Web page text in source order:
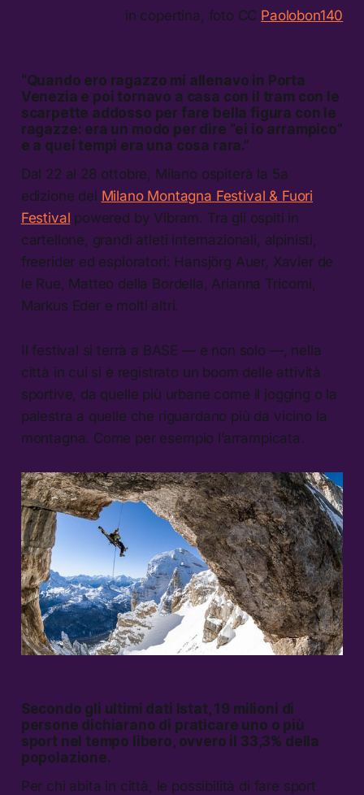
in copertina, foto CC Paolobon140
“Quando ero ragazzo mi allenavo in Porta
Venezia e poi tornavo a casa con il tram con le
scarpette addosso per fare bella figura con le
ragazze: era un modo per dire “ei io arrampico”
e a quei tempi era una cosa rara.”
Dal 22 al 28 ottobre, Milano ospiterà la 5a
edizione del Milano Montagna Festival & Fuori
Festival powered by Vibram. Tra gli ospiti in
cartellone, grandi atleti internazionali, alpinisti,
freerider ed esploratori: Hansjörg Auer, Xavier de
le Rue, Matteo della Bordella, Arianna Tricomi,
Markus Eder e molti altri.
Il festival si terrà a BASE — e non solo —, nella
città in cui si è registrato un boom delle attività
sportive, da quelle più urbane come il jogging o la
palestra a quelle che riguardano più da vicino la
montagna. Come per esempio l’arrampicata.
Secondo gli ultimi dati Istat, 19 milioni di
persone dichiarano di praticare uno o più
sport nel tempo libero, ovvero il 33,3% della
popolazione.
Per chi abita in città, le possibilità di fare sport